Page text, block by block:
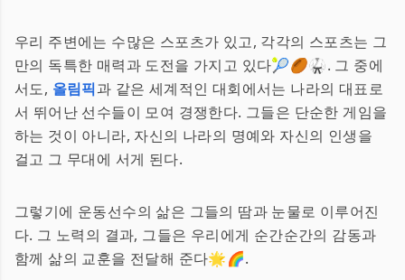
우리 주변에는 수많은 스포츠가 있고, 각각의 스포츠는 그
만의 독특한 매력과 도전을 가지고 있다🎾🏉🥋. 그 중에
서도, 올림픽과 같은 세계적인 대회에서는 나라의 대표로
서 뛰어난 선수들이 모여 경쟁한다. 그들은 단순한 게임을
하는 것이 아니라, 자신의 나라의 명예와 자신의 인생을
걸고 그 무대에 서게 된다.
그렇기에 운동선수의 삶은 그들의 땀과 눈물로 이루어진
다. 그 노력의 결과, 그들은 우리에게 순간순간의 감동과
함께 삶의 교훈을 전달해 준다🌟🌈.